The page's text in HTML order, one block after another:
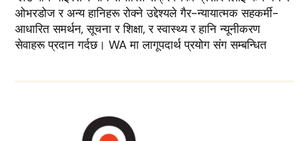
ओभरडोज र अन्य हानिहरू रोक्ने उद्देश्यले गैर-न्यायात्मक सहकर्मी-
आधारित समर्थन, सूचना र शिक्षा, र स्वास्थ्य र हानि न्यूनीकरण
सेवाहरू प्रदान गर्दछ। WA मा लागूपदार्थ प्रयोग संग सम्बन्धित